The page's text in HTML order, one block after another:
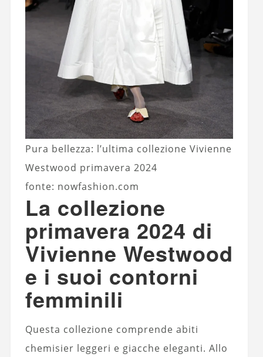
Pura bellezza: l’ultima collezione Vivienne
Westwood primavera 2024
fonte: nowfashion.com
La collezione
primavera 2024 di
Vivienne Westwood
e i suoi contorni
femminili
Questa collezione comprende abiti
chemisier leggeri e giacche eleganti. Allo